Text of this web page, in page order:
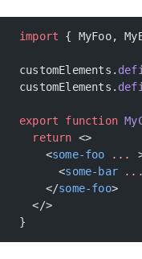
import { MyFoo,
customElements.
customElements.
export function
  return
<>
    <
some-foo ...
      <
some-bar ...
    </
some-foo>
  </>
}